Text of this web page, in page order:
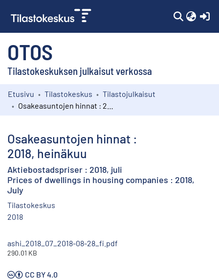
OTOS
Tilastokeskuksen julkaisut verkossa
Kokoelmat
Etusivu Tilastokeskus
Tilastojulkaisut
Osakeasuntojen hinnat :
2018, heinäkuu
Aktiebostadspriser : 2018, juli
Prices of dwellings in housing companies : 2018,
July
Tilastokeskus
2018
ashi_2018_07_2018-08-28_fi.pdf
290.01 KB
CC BY 4.0